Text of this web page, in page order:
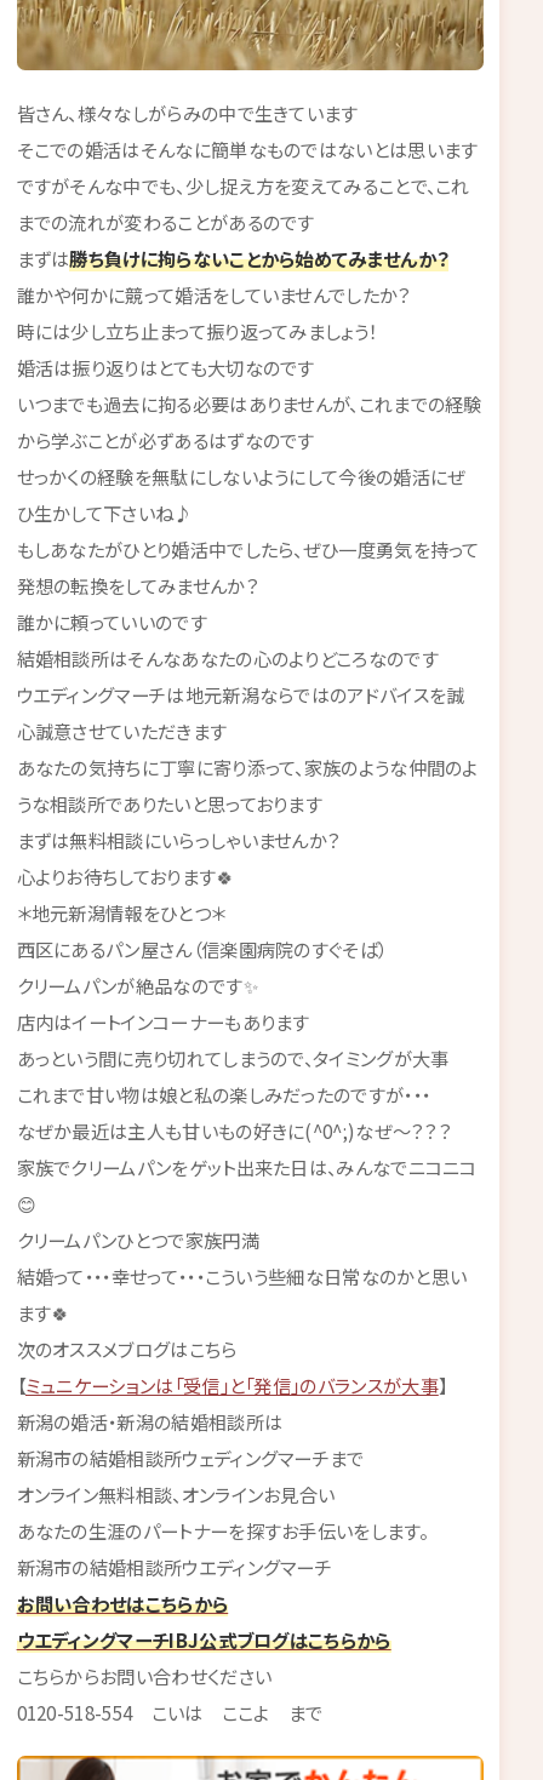
皆さん、様々なしがらみの中で生きています
そこでの婚活はそんなに簡単なものではないとは思います
ですがそんな中でも、少し捉え方を変えてみることで、これ
までの流れが変わることがあるのです
まずは勝ち負けに拘らないことから始めてみませんか？
誰かや何かに競って婚活をしていませんでしたか？
時には少し立ち止まって振り返ってみましょう！
婚活は振り返りはとても大切なのです
いつまでも過去に拘る必要はありませんが、これまでの経験
から学ぶことが必ずあるはずなのです
せっかくの経験を無駄にしないようにして今後の婚活にぜ
ひ生かして下さいね♪
もしあなたがひとり婚活中でしたら、ぜひ一度勇気を持って
発想の転換をしてみませんか？
誰かに頼っていいのです
結婚相談所はそんなあなたの心のよりどころなのです
ウエディングマーチは地元新潟ならではのアドバイスを誠
心誠意させていただきます
あなたの気持ちに丁寧に寄り添って、家族のような仲間のよ
うな相談所でありたいと思っております
まずは無料相談にいらっしゃいませんか？
心よりお待ちしております🍀
＊地元新潟情報をひとつ＊
西区にあるパン屋さん（信楽園病院のすぐそば）
クリームパンが絶品なのです✨
店内はイートインコーナーもあります
あっという間に売り切れてしまうので、タイミングが大事
これまで甘い物は娘と私の楽しみだったのですが・・・
なぜか最近は主人も甘いもの好きに(^0^;)なぜ～？？？
家族でクリームパンをゲット出来た日は、みんなでニコニコ
😊
クリームパンひとつで家族円満
結婚って・・・幸せって・・・こういう些細な日常なのかと思い
ます🍀
次のオススメブログはこちら
【ミュニケーションは「受信」と「発信」のバランスが大事】
新潟の婚活・新潟の結婚相談所は
新潟市の結婚相談所ウェディングマーチまで
オンライン無料相談、オンラインお見合い
あなたの生涯のパートナーを探すお手伝いをします。
新潟市の結婚相談所ウエディングマーチ
お問い合わせはこちらから
ウエディングマーチIBJ公式ブログはこちらから
こちらからお問い合わせください
0120-518-554 こいは ここよ まで